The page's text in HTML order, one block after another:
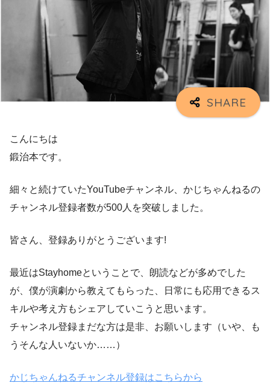
こんにちは
鍛治本です。
細々と続けていたYouTubeチャンネル、かじちゃんねるの
チャンネル登録者数が500人を突破しました。
皆さん、登録ありがとうございます!
最近はStayhomeということで、朗読などが多めでした
が、僕が演劇から教えてもらった、日常にも応用できるス
キルや考え方もシェアしていこうと思います。
チャンネル登録まだな方は是非、お願いします（いや、も
うそんな人いないか……）
かじちゃんねるチャンネル登録はこちらから